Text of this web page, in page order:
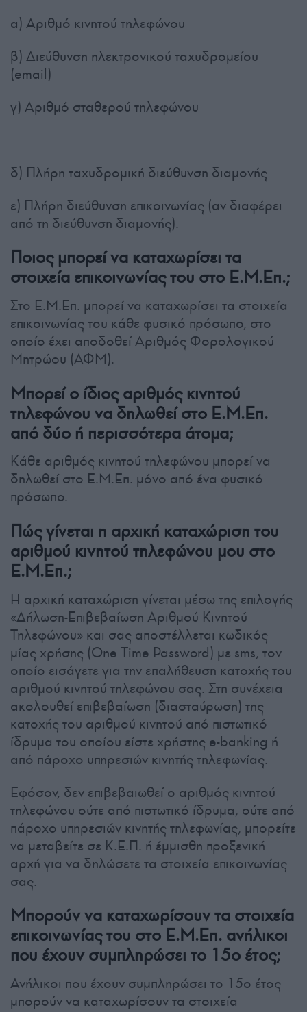
α) Αριθμό κινητού τηλεφώνου
β) Διεύθυνση ηλεκτρονικού ταχυδρομείου
(email)
γ) Αριθμό σταθερού τηλεφώνου
δ) Πλήρη ταχυδρομική διεύθυνση διαμονής
ε) Πλήρη διεύθυνση επικοινωνίας (αν διαφέρει
από τη διεύθυνση διαμονής).
Ποιος μπορεί να καταχωρίσει τα
στοιχεία επικοινωνίας του στο Ε.Μ.Επ.;
Στο Ε.Μ.Επ. μπορεί να καταχωρίσει τα στοιχεία
επικοινωνίας του κάθε φυσικό πρόσωπο, στο
οποίο έχει αποδοθεί Αριθμός Φορολογικού
Μητρώου (ΑΦΜ).
Μπορεί ο ίδιος αριθμός κινητού
τηλεφώνου να δηλωθεί στο Ε.Μ.Επ.
από δύο ή περισσότερα άτομα;
Κάθε αριθμός κινητού τηλεφώνου μπορεί να
δηλωθεί στο Ε.Μ.Επ. μόνο από ένα φυσικό
πρόσωπο.
Πώς γίνεται η αρχική καταχώριση του
αριθμού κινητού τηλεφώνου μου στο
Ε.Μ.Επ.;
Η αρχική καταχώριση γίνεται μέσω της επιλογής
«Δήλωση-Επιβεβαίωση Αριθμού Κινητού
Τηλεφώνου» και σας αποστέλλεται κωδικός
μίας χρήσης (One Time Password) με sms, τον
οποίο εισάγετε για την επαλήθευση κατοχής του
αριθμού κινητού τηλεφώνου σας. Στη συνέχεια
ακολουθεί επιβεβαίωση (διασταύρωση) της
κατοχής του αριθμού κινητού από πιστωτικό
ίδρυμα του οποίου είστε χρήστης e-banking ή
από πάροχο υπηρεσιών κινητής τηλεφωνίας.
Εφόσον, δεν επιβεβαιωθεί ο αριθμός κινητού
τηλεφώνου ούτε από πιστωτικό ίδρυμα, ούτε από
πάροχο υπηρεσιών κινητής τηλεφωνίας, μπορείτε
να μεταβείτε σε Κ.Ε.Π. ή έμμισθη προξενική
αρχή για να δηλώσετε τα στοιχεία επικοινωνίας
σας.
Μπορούν να καταχωρίσουν τα στοιχεία
επικοινωνίας του στο Ε.Μ.Επ. ανήλικοι
που έχουν συμπληρώσει το 15ο έτος;
Ανήλικοι που έχουν συμπληρώσει το 15ο έτος
μπορούν να καταχωρίσουν τα στοιχεία